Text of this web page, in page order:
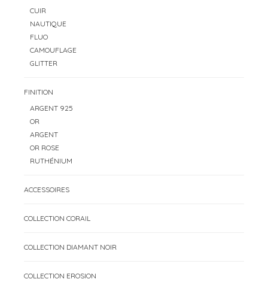
CUIR
NAUTIQUE
FLUO
CAMOUFLAGE
GLITTER
FINITION
ARGENT 925
OR
ARGENT
OR ROSE
RUTHÉNIUM
ACCESSOIRES
COLLECTION CORAIL
COLLECTION DIAMANT NOIR
COLLECTION EROSION